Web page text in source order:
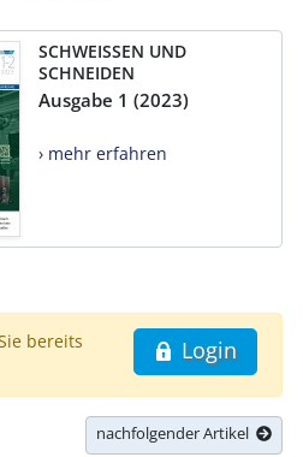
SCHWEISSEN UND
SCHNEIDEN
Ausgabe 1 (2023)
› mehr erfahren
Login
bereits
nachfolgender Artikel